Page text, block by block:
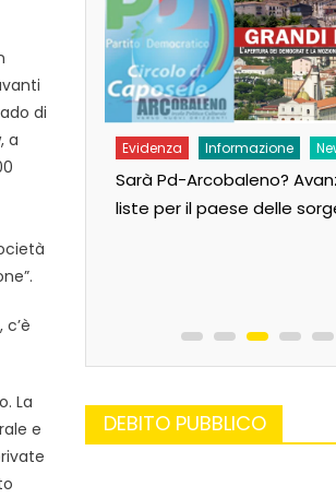
di
a
La
e
Evidenza Informazione
Sarà Pd-Arcobaleno?
liste per il paese delle
DEBITO PUBBLICO